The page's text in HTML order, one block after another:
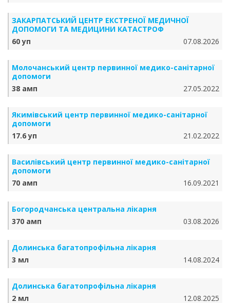
ЗАКАРПАТСЬКИЙ ЦЕНТР ЕКСТРЕНОЇ МЕДИЧНОЇ
ДОПОМОГИ ТА МЕДИЦИНИ КАТАСТРОФ
60 уп
07.08.2026
Молочанський центр первинної медико-санітарної
допомоги
38 амп
27.05.2022
Якимівський центр первинної медико-санітарної
допомоги
17.6 уп
21.02.2022
Василівський центр первинної медико-санітарної
допомоги
70 амп
16.09.2021
Богородчанська центральна лікарня
370 амп
03.08.2026
Долинська багатопрофільна лікарня
3 мл
14.08.2024
Долинська багатопрофільна лікарня
2 мл
12.08.2025